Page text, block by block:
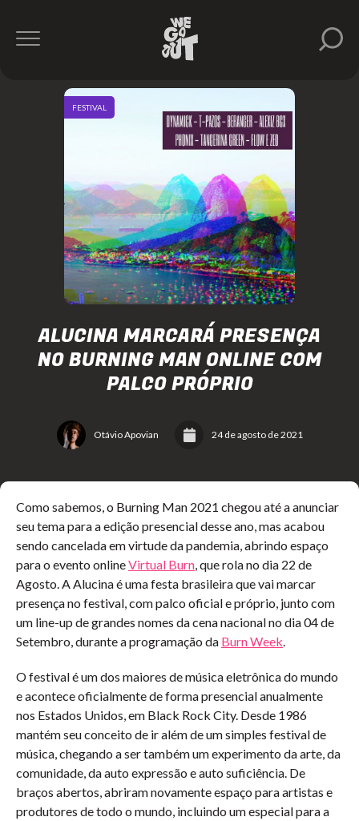
ALUCINA MARCARÁ PRESENÇA
NO BURNING MAN ONLINE COM
PALCO PRÓPRIO
Otávio Apovian 24 de agosto de 2021
FESTIVAL
Como sabemos, o Burning Man 2021 chegou até a anunciar
seu tema para a edição presencial desse ano, mas acabou
sendo cancelada em virtude da pandemia, abrindo espaço
para o evento onlineVirtual Burn, que rola no dia 22 de
Agosto. A Alucina é uma festa brasileira que vai marcar
presença no festival, com palco oficial e próprio, junto com
um line-up de grandes nomes da cena nacional no dia 04 de
Setembro, durante a programação da Burn Week.
O festival é um dos maiores de música eletrônica do mundo
e acontece oficialmente de forma presencial anualmente
nos Estados Unidos, em Black Rock City. Desde 1986
mantém seu conceito de ir além de um simples festival de
música, chegando a ser também um experimento da arte, da
comunidade, da auto expressão e auto suficiência. De
braços abertos, abriram novamente espaço para artistas e
produtores de todo o mundo, incluindo um especial para a